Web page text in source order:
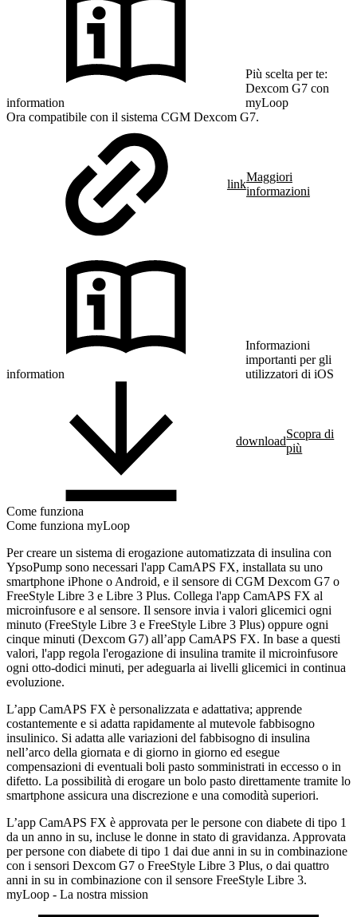
information
Più scelta per te:
Dexcom G7 con
myLoop
Ora compatibile con il sistema CGM Dexcom G7.
link
Maggiori
informazioni
information
Informazioni
importanti per gli
utilizzatori di iOS
download
Scopra di
più
Come funziona
Come funziona myLoop
Per creare un sistema di erogazione automatizzata di insulina con
YpsoPump sono necessari l'app CamAPS FX, installata su uno
smartphone iPhone o Android, e il sensore di CGM Dexcom G7 o
FreeStyle Libre 3 e Libre 3 Plus. Collega l'app CamAPS FX al
microinfusore e al sensore. Il sensore invia i valori glicemici ogni
minuto (FreeStyle Libre 3 e FreeStyle Libre 3 Plus) oppure ogni
cinque minuti (Dexcom G7) all’app CamAPS FX. In base a questi
valori, l'app regola l'erogazione di insulina tramite il microinfusore
ogni otto-dodici minuti, per adeguarla ai livelli glicemici in continua
evoluzione.
L’app CamAPS FX è personalizzata e adattativa; apprende
costantemente e si adatta rapidamente al mutevole fabbisogno
insulinico. Si adatta alle variazioni del fabbisogno di insulina
nell’arco della giornata e di giorno in giorno ed esegue
compensazioni di eventuali boli pasto somministrati in eccesso o in
difetto. La possibilità di erogare un bolo pasto direttamente tramite lo
smartphone assicura una discrezione e una comodità superiori.
L’app CamAPS FX è approvata per le persone con diabete di tipo 1
da un anno in su, incluse le donne in stato di gravidanza. Approvata
per persone con diabete di tipo 1 dai due anni in su in combinazione
con i sensori Dexcom G7 o FreeStyle Libre 3 Plus, o dai quattro
anni in su in combinazione con il sensore FreeStyle Libre 3.
myLoop - La nostra mission